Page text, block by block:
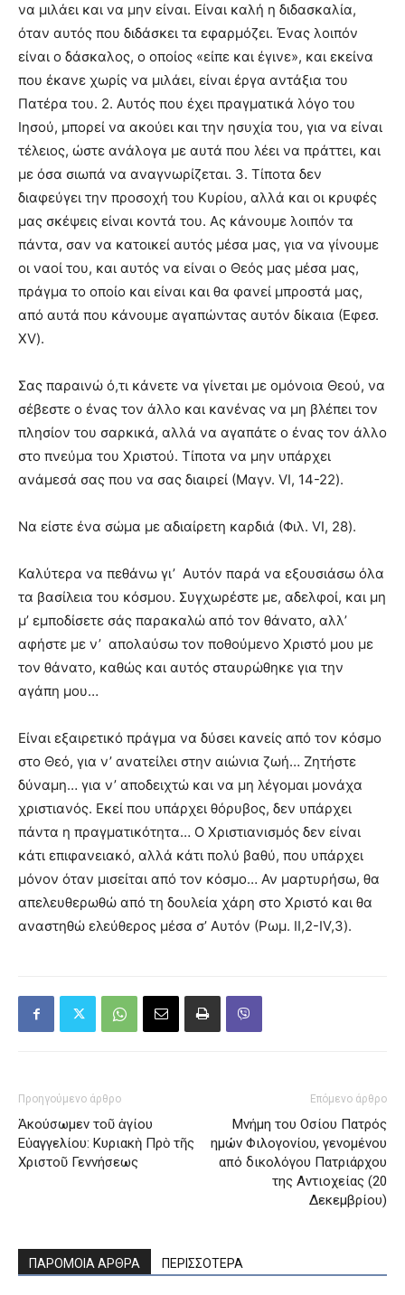
να μιλάει και να μην είναι. Είναι καλή η διδασκαλία,
όταν αυτός που διδάσκει τα εφαρμόζει. Ένας λοιπόν
είναι ο δάσκαλος, ο οποίος «είπε και έγινε», και εκείνα
που έκανε χωρίς να μιλάει, είναι έργα αντάξια του
Πατέρα του. 2. Αυτός που έχει πραγματικά λόγο του
Ιησού, μπορεί να ακούει και την ησυχία του, για να είναι
τέλειος, ώστε ανάλογα με αυτά που λέει να πράττει, και
με όσα σιωπά να αναγνωρίζεται. 3. Τίποτα δεν
διαφεύγει την προσοχή του Κυρίου, αλλά και οι κρυφές
μας σκέψεις είναι κοντά του. Ας κάνουμε λοιπόν τα
πάντα, σαν να κατοικεί αυτός μέσα μας, για να γίνουμε
οι ναοί του, και αυτός να είναι ο Θεός μας μέσα μας,
πράγμα το οποίο και είναι και θα φανεί μπροστά μας,
από αυτά που κάνουμε αγαπώντας αυτόν δίκαια (Εφεσ.
XV).
Σας παραινώ ό,τι κάνετε να γίνεται με ομόνοια Θεού, να
σέβεστε ο ένας τον άλλο και κανένας να μη βλέπει τον
πλησίον του σαρκικά, αλλά να αγαπάτε ο ένας τον άλλο
στο πνεύμα του Χριστού. Τίποτα να μην υπάρχει
ανάμεσά σας που να σας διαιρεί (Μαγν. VI, 14-22).
Να είστε ένα σώμα με αδιαίρετη καρδιά (Φιλ. VI, 28).
Καλύτερα να πεθάνω γι’ Αυτόν παρά να εξουσιάσω όλα
τα βασίλεια του κόσμου. Συγχωρέστε με, αδελφοί, και μη
μ’ εμποδίσετε σάς παρακαλώ από τον θάνατο, αλλ’
αφήστε με ν’ απολαύσω τον ποθούμενο Χριστό μου με
τον θάνατο, καθώς και αυτός σταυρώθηκε για την
αγάπη μου…
Είναι εξαιρετικό πράγμα να δύσει κανείς από τον κόσμο
στο Θεό, για ν’ ανατείλει στην αιώνια ζωή… Ζητήστε
δύναμη… για ν’ αποδειχτώ και να μη λέγομαι μονάχα
χριστιανός. Εκεί που υπάρχει θόρυβος, δεν υπάρχει
πάντα η πραγματικότητα… Ο Χριστιανισμός δεν είναι
κάτι επιφανειακό, αλλά κάτι πολύ βαθύ, που υπάρχει
μόνον όταν μισείται από τον κόσμο… Αν μαρτυρήσω, θα
απελευθερωθώ από τη δουλεία χάρη στο Χριστό και θα
αναστηθώ ελεύθερος μέσα σ’ Αυτόν (Ρωμ. II,2-IV,3).
Προηγούμενο άρθρο
Ἀκούσωμεν τοῦ ἁγίου
Εὐαγγελίου: Κυριακὴ Πρὸ τῆς
Χριστοῦ Γεννήσεως
Επόμενο άρθρο
Μνήμη του Oσίου Πατρός
ημών Φιλογονίου, γενομένου
από δικολόγου Πατριάρχου
της Αντιοχείας (20
Δεκεμβρίου)
ΠΑΡΟΜΟΙΑ ΑΡΘΡΑ ΠΕΡΙΣΣΟΤΕΡΑ